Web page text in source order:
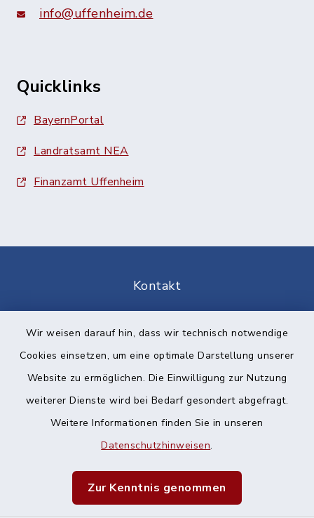
Wir weisen darauf hin, dass wir technisch notwendige
Cookies einsetzen, um eine optimale Darstellung unserer
Website zu ermöglichen. Die Einwilligung zur Nutzung
weiterer Dienste wird bei Bedarf gesondert abgefragt.
Weitere Informationen finden Sie in unseren
Datenschutzhinweisen.
Zur Kenntnis genommen
info@uffenheim.de
Quicklinks
BayernPortal
Landratsamt NEA
Finanzamt Uffenheim
Kontakt
Datenschutz
Impressum
Sitemap
Cookie-Einstellungen